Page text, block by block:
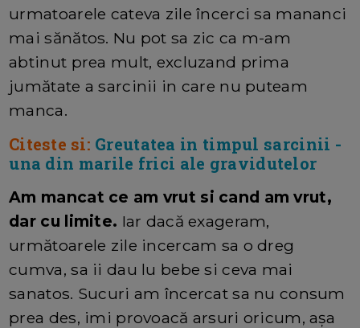
urmatoarele cateva zile încerci sa mananci
mai sănătos. Nu pot sa zic ca m-am
abtinut prea mult, excluzand prima
jumătate a sarcinii in care nu puteam
manca.
Citeste si: Greutatea in timpul sarcinii -
una din marile frici ale gravidutelor
Am mancat ce am vrut si cand am vrut,
dar cu limite. Iar dacă exageram,
următoarele zile incercam sa o dreg
cumva, sa ii dau lu bebe si ceva mai
sanatos. Sucuri am încercat sa nu consum
prea des, imi provoacă arsuri oricum, așa